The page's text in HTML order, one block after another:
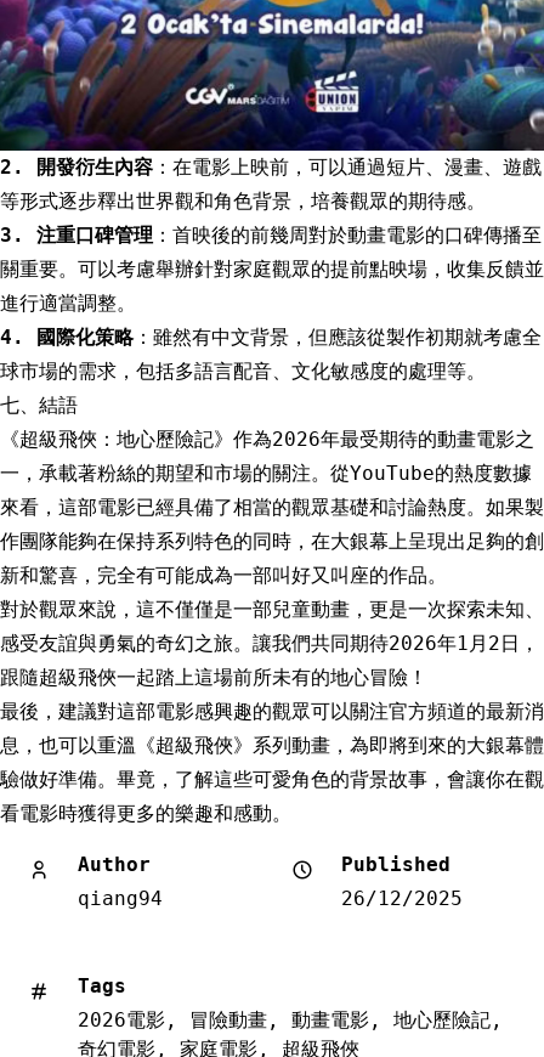
2. 開發衍生內容 ：在電影上映前，可以通過短片、漫畫、遊戲
等形式逐步釋出世界觀和角色背景，培養觀眾的期待感。
3. 注重口碑管理 ：首映後的前幾周對於動畫電影的口碑傳播至
關重要。可以考慮舉辦針對家庭觀眾的提前點映場，收集反饋並
進行適當調整。
4. 國際化策略：雖然有中文背景，但應該從製作初期就考慮全
球市場的需求，包括多語言配音、文化敏感度的處理等。
七、結語
《超級飛俠：地心歷險記》作為2026年最受期待的動畫電影之
一，承載著粉絲的期望和市場的關注。從YouTube的熱度數據
來看，這部電影已經具備了相當的觀眾基礎和討論熱度。如果製
作團隊能夠在保持系列特色的同時，在大銀幕上呈現出足夠的創
新和驚喜，完全有可能成為一部叫好又叫座的作品。
對於觀眾來說，這不僅僅是一部兒童動畫，更是一次探索未知、
感受友誼與勇氣的奇幻之旅。讓我們共同期待2026年1月2日，
跟隨超級飛俠一起踏上這場前所未有的地心冒險！
最後，建議對這部電影感興趣的觀眾可以關注官方頻道的最新消
息，也可以重溫《超級飛俠》系列動畫，為即將到來的大銀幕體
驗做好準備。畢竟，了解這些可愛角色的背景故事，會讓你在觀
看電影時獲得更多的樂趣和感動。
Author
qiang94
Published
26/12/2025
Tags
2026電影 , 冒險動畫 , 動畫電影 , 地心歷險記 ,
奇幻電影 , 家庭電影 , 超級飛俠